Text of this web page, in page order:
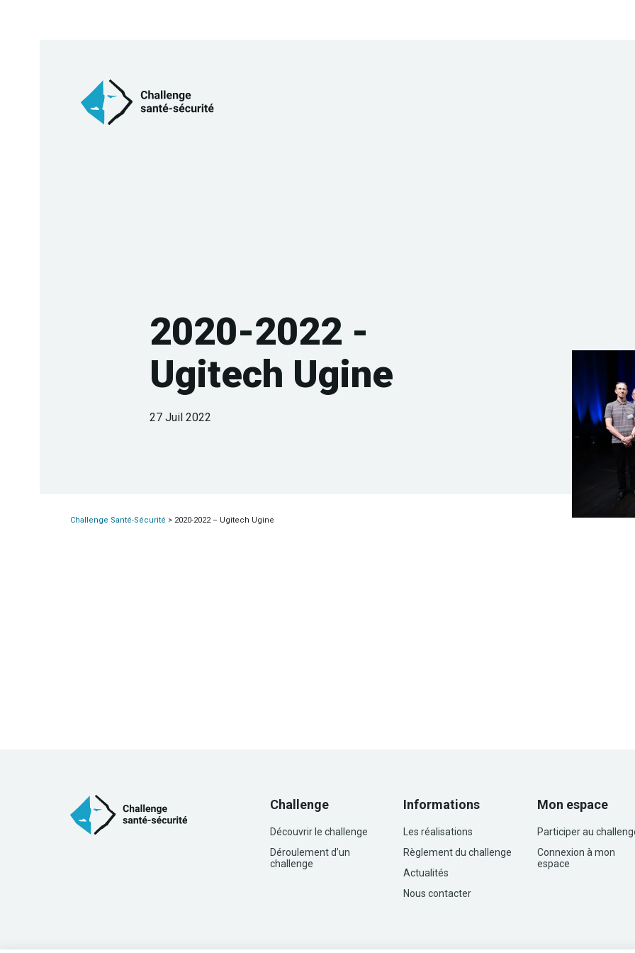
2020-2022 -
Ugitech Ugine
27 Juil 2022
Challenge Santé-Sécurité > 2020-2022 – Ugitech Ugine
Challenge
Découvrir le challenge
Déroulement d’un
challenge
Informations
Les réalisations
Règlement du challenge
Actualités
Nous contacter
Mon espace
Participer au
Connexion à mon
espace